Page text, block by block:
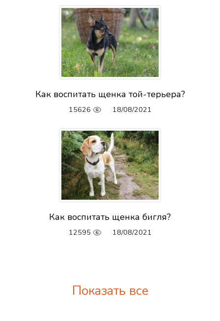
Как воспитать щенка той-терьера?
15626 18/08/2021
Как воспитать щенка бигля?
12595 18/08/2021
Показать все